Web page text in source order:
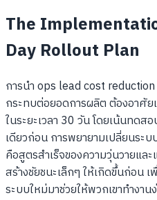
The
Day Rollout Plan
การนำ ops lead cost reduction
กระทบต่อยอดการผลิต ต้องอาศั
ในระยะเวลา 30 วัน โดยเน้นทด
เดียวก่อน การพยายามเปลี่ยนระ
คือสูตรสำเร็จของความวุ่นวายแ
สร้างชัยชนะเล็กๆ ให้เกิดขึ้นก่อน
ระบบใหม่มาช่วยให้พวกเขาทำงา